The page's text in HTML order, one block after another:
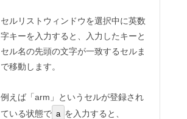
セルリストウィンドウを選択中に英数
字キーを入力すると、入力したキーと
セル名の先頭の文字が一致するセルま
で移動します。
例えば「arm」というセルが登録され
ている状態で a を入力すると、